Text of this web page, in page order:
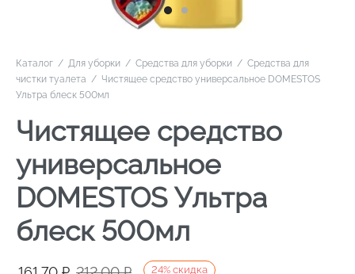
Каталог / Для уборки / Средства для уборки / Средства для
чистки туалета / Чистящее средство универсальное DOMESTOS
Ультра блеск 500мл
Чистящее средство
универсальное
DOMESTOS Ультра
блеск 500мл
24% скидка